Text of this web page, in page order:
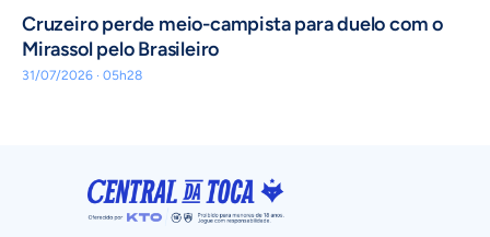
Cruzeiro perde meio-campista para duelo com o
Mirassol pelo Brasileiro
31/07/2026 · 05h28